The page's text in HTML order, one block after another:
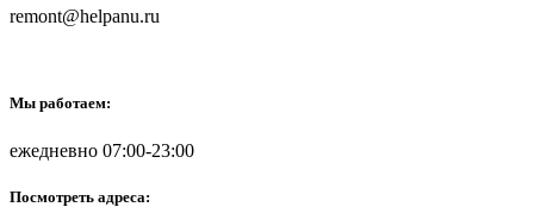
remont@helpanu.ru
Мы работаем:
ежедневно 07:00-23:00
Посмотреть адреса: